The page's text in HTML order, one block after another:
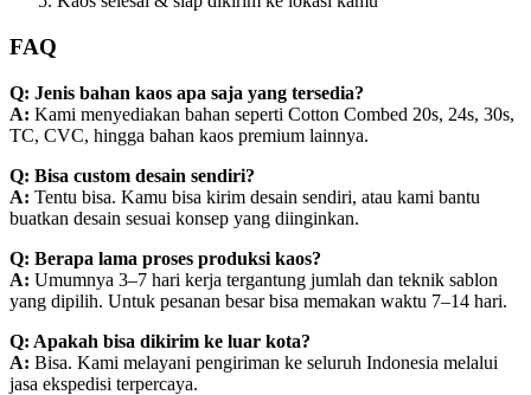
FAQ
Q: Jenis bahan kaos apa saja yang tersedia?
A: Kami menyediakan bahan seperti Cotton Combed 20s, 24s, 30s,
TC, CVC, hingga bahan kaos premium lainnya.
Q: Bisa custom desain sendiri?
A: Tentu bisa. Kamu bisa kirim desain sendiri, atau kami bantu
buatkan desain sesuai konsep yang diinginkan.
Q: Berapa lama proses produksi kaos?
A: Umumnya 3–7 hari kerja tergantung jumlah dan teknik sablon
yang dipilih. Untuk pesanan besar bisa memakan waktu 7–14 hari.
Q: Apakah bisa dikirim ke luar kota?
A: Bisa. Kami melayani pengiriman ke seluruh Indonesia melalui
jasa ekspedisi terpercaya.